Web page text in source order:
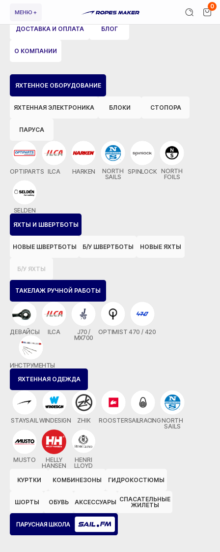
МЕНЮ +
0
ЯХТЕННОЕ ОБОРУДОВАНИЕ
ЯХТЕННАЯ ЭЛЕКТРОНИКА БЛОКИ СТОПОРА
ПАРУСА
OPTIPARTS ILCA HARKEN
NORTH
SAILS
SPINLOCK NORTH
FOILS
SELDEN
ЯХТЫ И ШВЕРТБОТЫ
НОВЫЕ ШВЕРТБОТЫ Б/У ШВЕРТБОТЫ НОВЫЕ ЯХТЫ
Б/У ЯХТЫ
ТАКЕЛАЖ РУЧНОЙ РАБОТЫ
ДЕВАЙСЫ ILCA
J70 /
MX700
OPTIMIST 470 / 420
ИНСТРУМЕНТЫ
ЯХТЕННАЯ ОДЕЖДА
STAYSAILWINDESIGN ZHIK ROOSTERSAILRACINGNORTH
SAILS
MUSTO
HELLY
HANSEN
HENRI
LLOYD
КУРТКИ
КОМБИНЕЗОНЫ ГИДРОКОСТЮМЫ
ШОРТЫ ОБУВЬ АКСЕССУАРЫ СПАСАТЕЛЬНЫЕ
ЖИЛЕТЫ
ДОСТАВКА И ОПЛАТА БЛОГ
О КОМПАНИИ